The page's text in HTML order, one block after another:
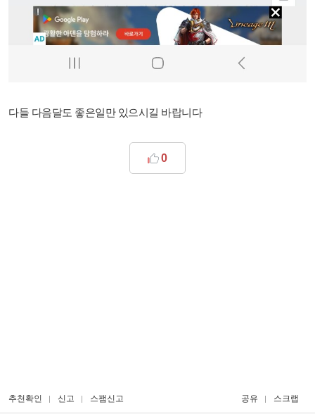
다들 다음달도 좋은일만 있으시길 바랍니다
0
추천확인 신고 스팸신고 공유 스크랩